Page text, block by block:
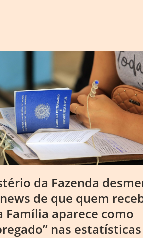
da Fazenda
de que quem
Família aparece como
nas estatísticas